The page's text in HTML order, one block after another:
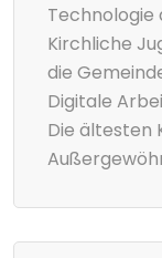
Technologie
Kirchliche
die
Digitale
Die ältesten